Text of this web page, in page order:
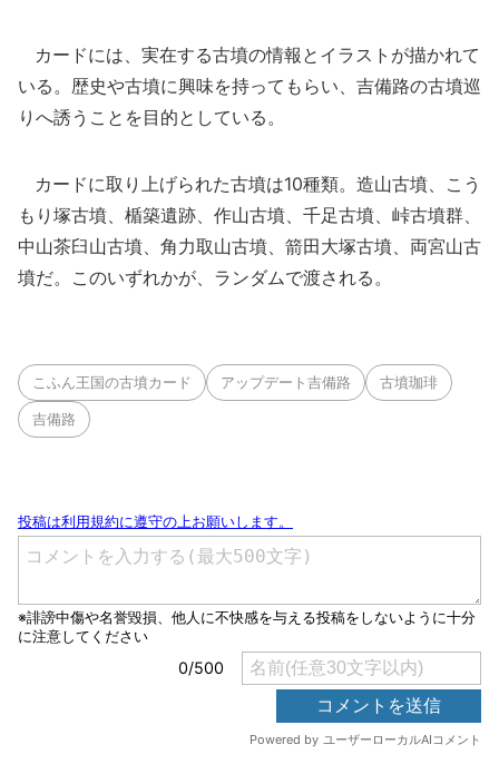
カードには、実在する古墳の情報とイラストが描かれて
いる。歴史や古墳に興味を持ってもらい、吉備路の古墳巡
りへ誘うことを目的としている。
カードに取り上げられた古墳は10種類。造山古墳、こう
もり塚古墳、楯築遺跡、作山古墳、千足古墳、峠古墳群、
中山茶臼山古墳、角力取山古墳、箭田大塚古墳、両宮山古
墳だ。このいずれかが、ランダムで渡される。
こふん王国の古墳カード アップデート吉備路 古墳珈琲
吉備路